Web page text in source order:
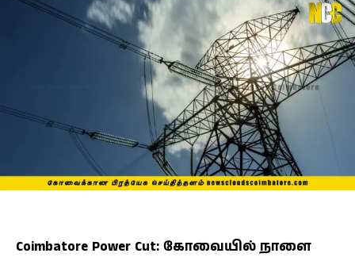
Coimbatore Power Cut: கோவையில் நாளை